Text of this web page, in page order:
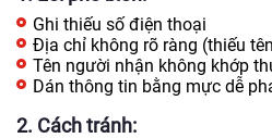
Ghi thiếu số điện thoại
Địa chỉ không rõ ràng (thiếu
Tên người nhận không khớp
Dán thông tin bằng mực dễ
2. Cách tránh: